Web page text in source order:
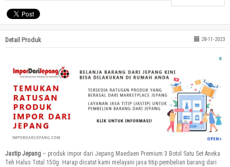
Detail Produk 28-11-2023
Jastip Jepang – produk impor dari Jepang Maedaen Premium 3 Botol Satu Set Aneka
Teh Halus Total 150g. Harap dicatat kami melayani jasa titip pembelian barang dari